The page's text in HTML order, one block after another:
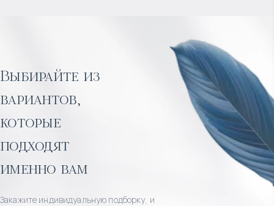
Выбирайте из
вариантов,
которые
подходят
именно вам
Закажите индивидуальную подборку, и